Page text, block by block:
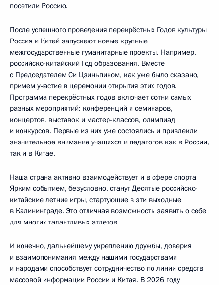
посетили Россию.
После успешного проведения перекрёстных Годов культуры
Россия и Китай запускают новые крупные
межгосударственные гуманитарные проекты. Например,
российско-китайский Год образования. Вместе
с Председателем Си Цзиньпином, как уже было сказано,
примем участие в церемонии открытия этих годов.
Программа перекрёстных годов включает сотни самых
разных мероприятий: конференций и семинаров,
концертов, выставок и мастер-классов, олимпиад
и конкурсов. Первые из них уже состоялись и привлекли
значительное внимание учащихся и педагогов как в России,
так и в Китае.
Наша страна активно взаимодействует и в сфере спорта.
Ярким событием, безусловно, станут Десятые российско-
китайские летние игры, стартующие в эти выходные
в Калининграде. Это отличная возможность заявить о себе
для многих талантливых атлетов.
И конечно, дальнейшему укреплению дружбы, доверия
и взаимопонимания между нашими государствами
и народами способствует сотрудничество по линии средств
массовой информации России и Китая. В 2026 году